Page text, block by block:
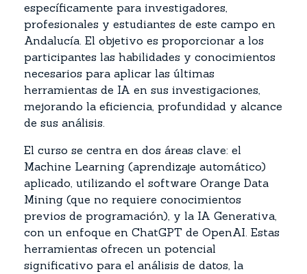
específicamente para investigadores,
profesionales y estudiantes de este campo en
Andalucía. El objetivo es proporcionar a los
participantes las habilidades y conocimientos
necesarios para aplicar las últimas
herramientas de IA en sus investigaciones,
mejorando la eficiencia, profundidad y alcance
de sus análisis.
El curso se centra en dos áreas clave: el
Machine Learning (aprendizaje automático)
aplicado, utilizando el software Orange Data
Mining (que no requiere conocimientos
previos de programación), y la IA Generativa,
con un enfoque en ChatGPT de OpenAI. Estas
herramientas ofrecen un potencial
significativo para el análisis de datos, la